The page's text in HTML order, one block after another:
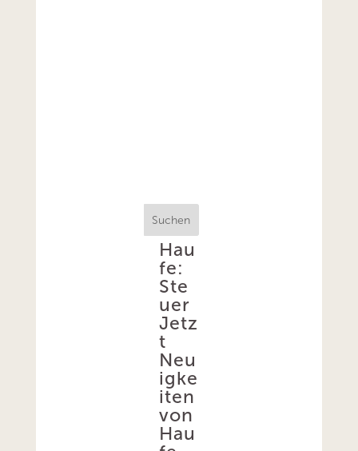
Suchen
Hau
fe:
Ste
uer
Jetz
t
Neu
igke
iten
von
Hau